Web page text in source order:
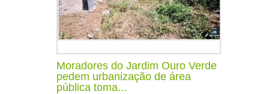
Moradores do Jardim Ouro Verde
pedem urbanização de área
pública toma...